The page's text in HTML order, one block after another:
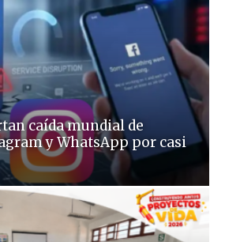
caída mundial de
y WhatsApp por casi